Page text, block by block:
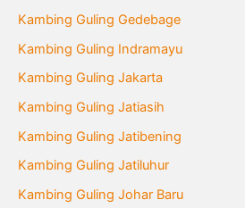
Kambing Guling Gedebage
Kambing Guling Indramayu
Kambing Guling Jakarta
Kambing Guling Jatiasih
Kambing Guling Jatibening
Kambing Guling Jatiluhur
Kambing Guling Johar Baru